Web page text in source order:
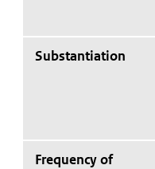
Substantiation
Frequency of